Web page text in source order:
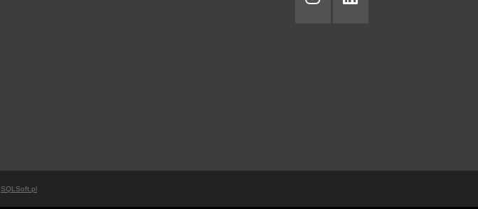
SQLSoft.pl